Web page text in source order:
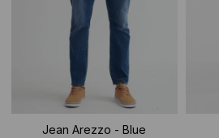
Jean Arezzo - Blue
Ropa Interior
Canguros
Camperas
Camisas y blusas
Vestidos
Sherpas